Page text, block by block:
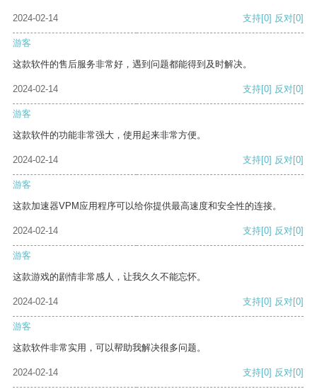
2024-02-14 支持[0] 反对[0]
游客
这款软件的售后服务非常好，遇到问题都能得到及时解决。
2024-02-14 支持[0] 反对[0]
游客
这款软件的功能非常强大，使用起来非常方便。
2024-02-14 支持[0] 反对[0]
游客
这款加速器VPM应用程序可以给你提供最高速度和安全性的连接。
2024-02-14 支持[0] 反对[0]
游客
这款游戏的剧情非常感人，让我久久不能忘怀。
2024-02-14 支持[0] 反对[0]
游客
这款软件非常实用，可以帮助我解决很多问题。
2024-02-14 支持[0] 反对[0]